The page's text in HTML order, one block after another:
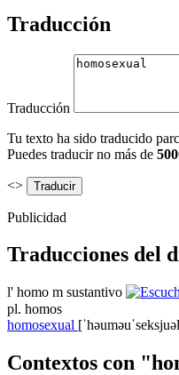
Traducción
Traducción
Tu texto ha sido traducido
Puedes traducir no más de
<>
Publicidad
Traducciones del
l' homo m sustantivo
pl. homos
homosexual
Contextos con